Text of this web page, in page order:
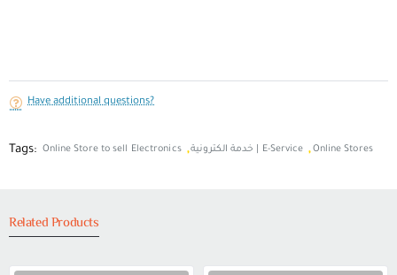
Have additional questions?
Tags: Online Store to sell Electronics , خدمة الكترونية | E-Service ,Online Stores
Related Products